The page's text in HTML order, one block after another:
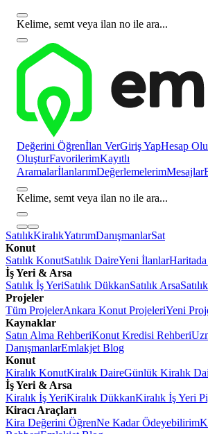
Kelime, semt veya ilan no ile ara...
Değerini Öğrenİlan VerGiriş YapHesap
OluşturFavorilerimKayıtlı
AramalarİlanlarımDeğerlemelerimMesajlar
Kelime, semt veya ilan no ile ara...
SatılıkKiralıkYatırımDanışmanlarSat
Konut
Satılık KonutSatılık DaireYeni İlanlar
İş Yeri & Arsa
Satılık İş YeriSatılık DükkanSatılık Arsa
Projeler
Tüm ProjelerAnkara Konut ProjeleriYeni
Kaynaklar
Satın Alma RehberiKonut Kredisi Rehberi
DanışmanlarEmlakjet Blog
Konut
Kiralık KonutKiralık DaireGünlük Kiralık
İş Yeri & Arsa
Kiralık İş YeriKiralık DükkanKiralık İş Yeri
Kiracı Araçları
Kira Değerini ÖğrenNe Kadar Ödeyebilirim